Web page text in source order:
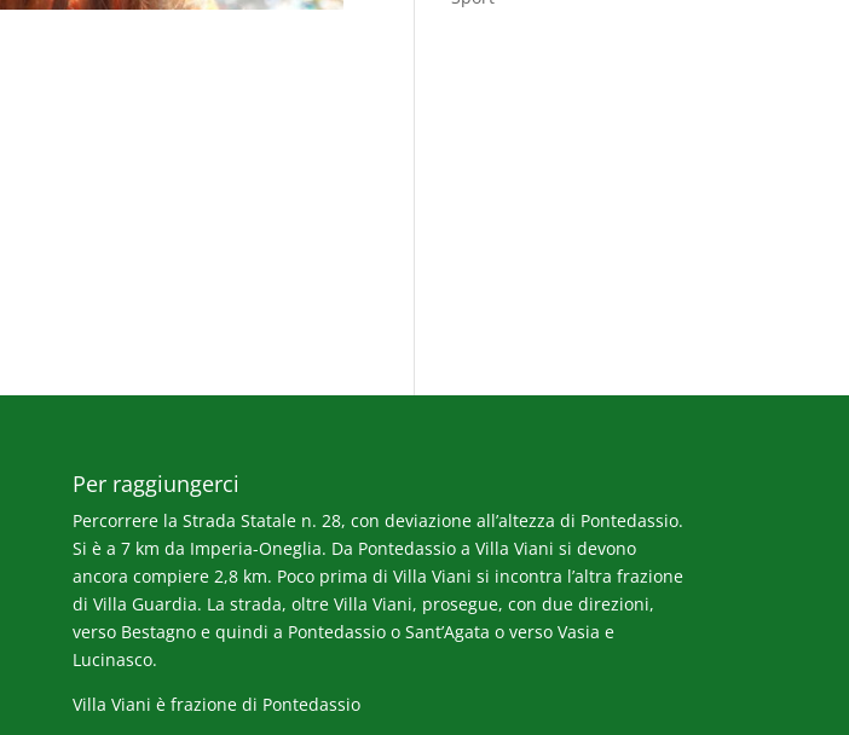
Per raggiungerci
Percorrere la Strada Statale n. 28, con deviazione all’altezza di Pontedassio.
Si è a 7 km da Imperia-Oneglia. Da Pontedassio a Villa Viani si devono
ancora compiere 2,8 km. Poco prima di Villa Viani si incontra l’altra frazione
di Villa Guardia. La strada, oltre Villa Viani, prosegue, con due direzioni,
verso Bestagno e quindi a Pontedassio o Sant’Agata o verso Vasia e
Lucinasco.
Villa Viani è frazione di Pontedassio